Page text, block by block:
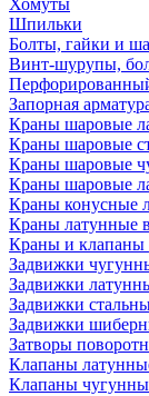
Хомуты
Шпильки
Болты, гайки и
Винт-шурупы,
Запорная
Краны шаровые
Краны шаровые
Краны шаровые
Краны шаровые
Краны конусные
Краны латунные
Краны и клапаны
Задвижки
Задвижки
Задвижки
Задвижки
Затворы
Клапаны
Клапаны